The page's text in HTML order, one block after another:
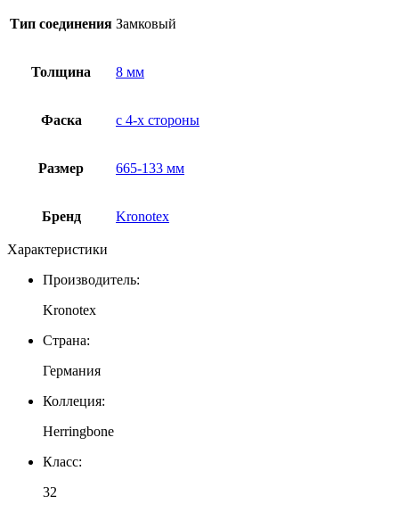
Тип соединения Замковый
Толщина 8 мм
Фаска с 4-x стороны
Размер 665-133 мм
Бренд Kronotex
Характеристики
Производитель:
Kronotex
Страна:
Германия
Коллеция:
Herringbone
Класс:
32